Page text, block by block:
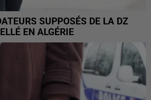
SUPPOSÉS DE LA DZ
EN ALGÉRIE